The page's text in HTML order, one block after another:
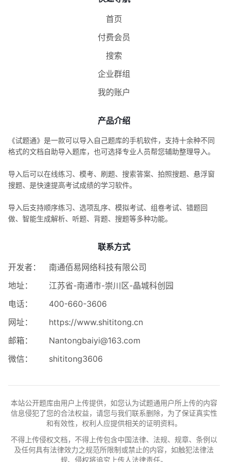
首页
付费会员
搜索
企业群组
我的账户
产品介绍
《试题通》是一款可以导入自己题库的手机软件，支持十余种不同
格式的文档自助导入题库，也可选择专业人员帮您辅助整理导入。
导入后可以在线练习、模考、刷题、搜索答案、拍照搜题、悬浮窗
搜题、是快速提高考试成绩的学习软件。
导入后支持顺序练习、选项乱序、模拟考试、组卷考试、错题回
做、智能生成解析、听题、背题、搜题等多种功能。
联系方式
开发者：
南通佰易网络科技有限公司
地址：
江苏省-南通市-崇川区-晶城科创园
电话：
400-660-3606
网址：
https://www.shititong.cn
邮箱：
Nantongbaiyi@163.com
微信：
shititong3606
本站公开题库由用户上传提供，如您认为试题通用户所上传的内容
信息侵犯了您的合法权益，请您与我们联系删除，为了保证真实性
和有效性，权利人应提供相关的证明资料。
不得上传侵权文档，不得上传包含中国法律、法规、规章、条例以
及任何具有法律效力之规范所限制或禁止的内容，如触犯法律法
规、侵权将追究上传人法律责任。